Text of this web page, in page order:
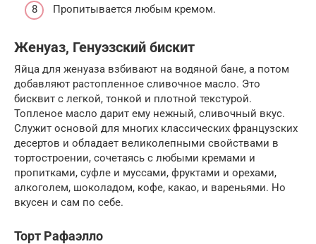
Пропитывается любым кремом.
Женуаз, Генуэзский бискит
Яйца для женуаза взбивают на водяной бане, а потом
добавляют растопленное сливочное масло. Это
бисквит с легкой, тонкой и плотной текстурой.
Топленое масло дарит ему нежный, сливочный вкус.
Служит основой для многих классических французских
десертов и обладает великолепными свойствами в
тортостроении, сочетаясь с любыми кремами и
пропитками, суфле и муссами, фруктами и орехами,
алкоголем, шоколадом, кофе, какао, и вареньями. Но
вкусен и сам по себе.
Торт Рафаэлло